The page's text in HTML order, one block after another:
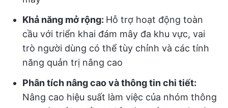
Khả năng mở rộng: Hỗ trợ hoạt động toàn
cầu với triển khai đám mây đa khu vực, vai
trò người dùng có thể tùy chỉnh và các tính
năng quản trị nâng cao
Phân tích nâng cao và thông tin chi tiết:
Nâng cao hiệu suất làm việc của nhóm thông